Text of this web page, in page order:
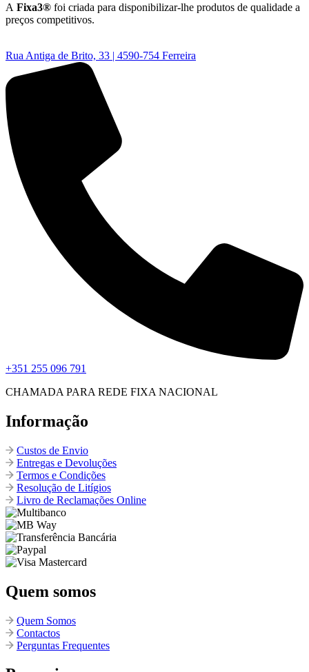
A Fixa3® foi criada para disponibilizar-lhe produtos de qualidade a
preços competitivos.
Rua Antiga de Brito, 33 | 4590-754 Ferreira
+351 255 096 791
CHAMADA PARA REDE FIXA NACIONAL
Informação
Custos de Envio
Entregas e Devoluções
Termos e Condições
Resolução de Litígios
Livro de Reclamações Online
Quem somos
Quem Somos
Contactos
Perguntas Frequentes